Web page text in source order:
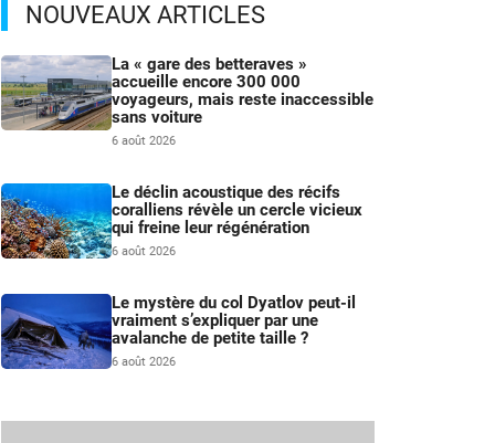
NOUVEAUX ARTICLES
La « gare des betteraves »
accueille encore 300 000
voyageurs, mais reste inaccessible
sans voiture
6 août 2026
Le déclin acoustique des récifs
coralliens révèle un cercle vicieux
qui freine leur régénération
6 août 2026
Le mystère du col Dyatlov peut-il
vraiment s’expliquer par une
avalanche de petite taille ?
6 août 2026